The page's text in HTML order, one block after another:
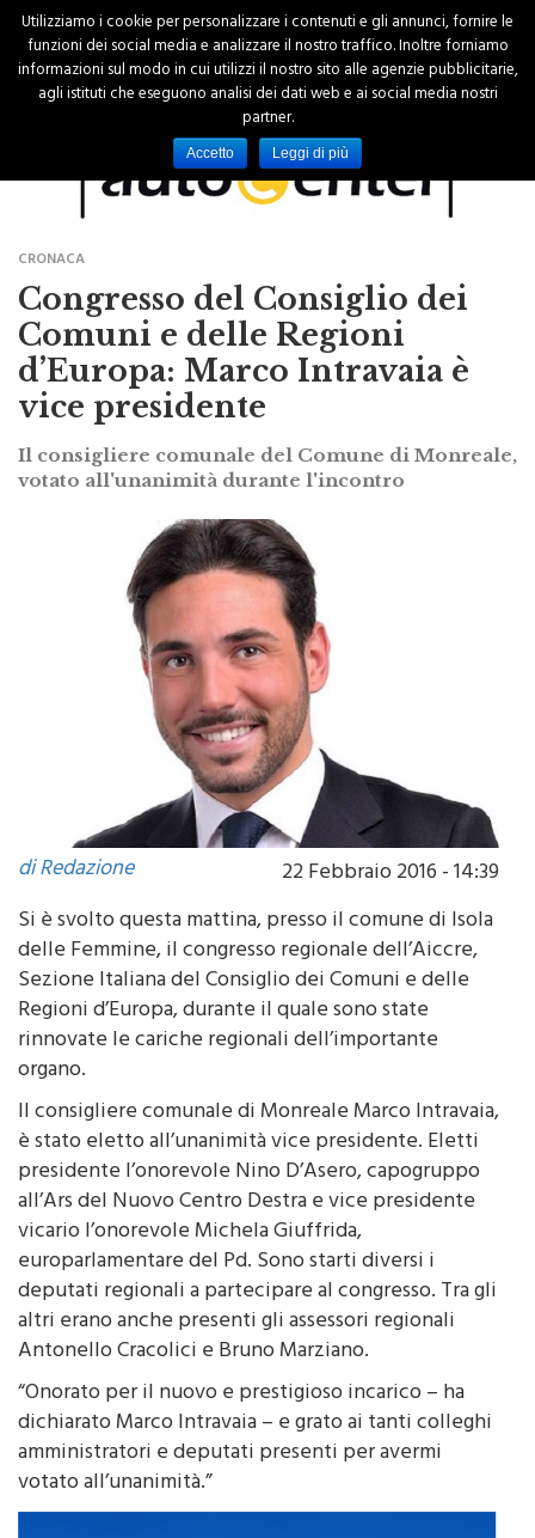
CRONACA
Congresso del Consiglio dei
Comuni e delle Regioni
d’Europa: Marco Intravaia è
vice presidente
Il consigliere comunale del Comune di Monreale,
di Redazione
22 Febbraio 2016 - 14:39
Si è svolto questa mattina, presso il comune di Isola
delle Femmine, il congresso regionale dell’Aiccre,
Sezione Italiana del Consiglio dei Comuni e delle
Regioni d’Europa, durante il quale sono state
rinnovate le cariche regionali dell’importante
organo.
Il consigliere comunale di Monreale Marco Intravaia,
è stato eletto all’unanimità vice presidente. Eletti
presidente l’onorevole Nino D’Asero, capogruppo
all’Ars del Nuovo Centro Destra e vice presidente
vicario l’onorevole Michela Giuffrida,
europarlamentare del Pd. Sono starti diversi i
deputati regionali a partecipare al congresso. Tra gli
altri erano anche presenti gli assessori regionali
Antonello Cracolici e Bruno Marziano.
“Onorato per il nuovo e prestigioso incarico – ha
dichiarato Marco Intravaia – e grato ai tanti colleghi
amministratori e deputati presenti per avermi
votato all’unanimità.”
Utilizziamo i cookie per personalizzare i contenuti e gli annunci, fornire le
funzioni dei social media e analizzare il nostro traffico. Inoltre forniamo
informazioni sul modo in cui utilizzi il nostro sito alle agenzie pubblicitarie,
agli istituti che eseguono analisi dei dati web e ai social media nostri
partner.
Accetto Leggi di più